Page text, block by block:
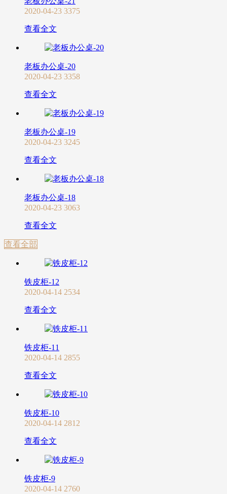
2020-04-23 3375
查看全文
老板办公桌-20
2020-04-23 3358
查看全文
老板办公桌-19
2020-04-23 3245
查看全文
老板办公桌-18
2020-04-23 3063
查看全文
查看全部
铁皮柜-12
2020-04-14 2534
查看全文
铁皮柜-11
2020-04-14 2855
查看全文
铁皮柜-10
2020-04-14 2812
查看全文
铁皮柜-9
2020-04-14 2760